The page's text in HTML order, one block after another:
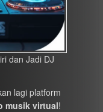
dan Jadi DJ
lagi platform
musik virtual!